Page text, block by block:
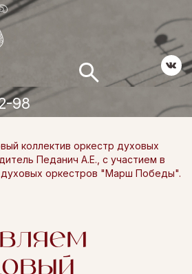
98
коллектив оркестр духовых
Педанич А.Е., с участием в
оркестров "Марш Победы".